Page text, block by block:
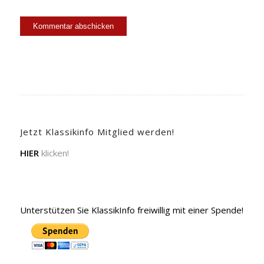
Jetzt Klassikinfo Mitglied werden!
HIERklicken!
Unterstützen Sie KlassikInfo freiwillig mit einer Spende!